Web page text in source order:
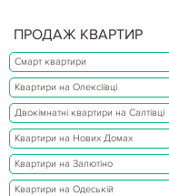
ПРОДАЖ КВАРТИР
Смарт квартири
Квартири на Олексіївці
Двокімнатні квартири на Салтівці
Квартири на Нових Домах
Квартири на Залютіно
Квартири на Одеській